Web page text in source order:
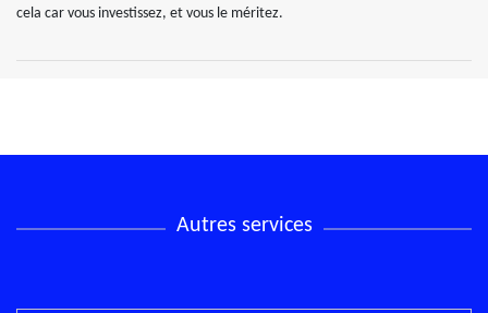
cela car vous investissez, et vous le méritez.
Autres services